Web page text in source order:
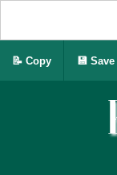
📝 Copy 💾 Save